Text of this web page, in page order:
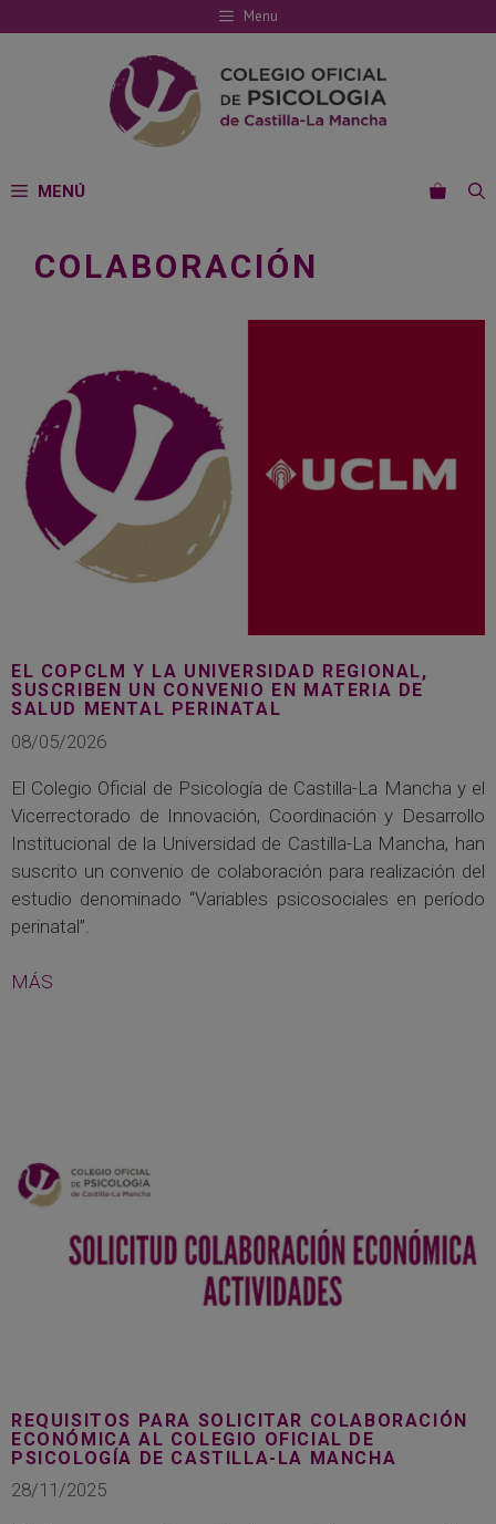
al
Menu
MENÚ
COLABORACIÓN
EL COPCLM Y LA UNIVERSIDAD REGIONAL,
SUSCRIBEN UN CONVENIO EN MATERIA DE
SALUD MENTAL PERINATAL
08/05/2026
El Colegio Oficial de Psicología de Castilla-La Mancha y el
Vicerrectorado de Innovación, Coordinación y Desarrollo
Institucional de la Universidad de Castilla-La Mancha, han
suscrito un convenio de colaboración para realización del
estudio denominado “Variables psicosociales en período
perinatal”.
MÁS
REQUISITOS PARA SOLICITAR COLABORACIÓN
ECONÓMICA AL COLEGIO OFICIAL DE
PSICOLOGÍA DE CASTILLA-LA MANCHA
28/11/2025